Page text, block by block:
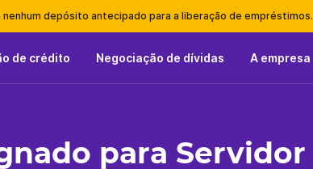
nenhum depósito antecipado para a liberação de empréstimos.
de crédito Negociação de dívidas A empresa
para Servidor